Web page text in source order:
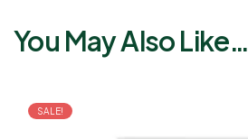
You May Also Like…
SALE!